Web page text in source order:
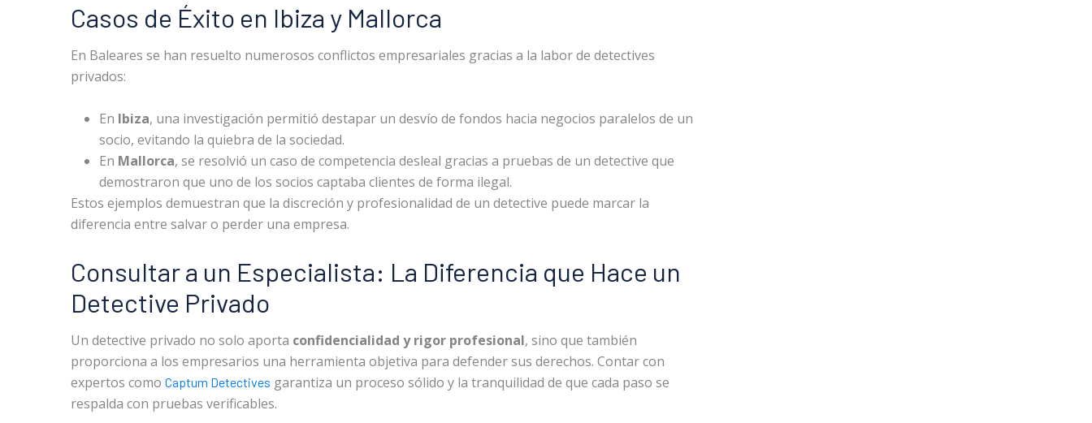
Casos de Éxito en Ibiza y Mallorca
En Baleares se han resuelto numerosos conflictos empresariales gracias a la labor de detectives
privados:
En Ibiza, una investigación permitió destapar un desvío de fondos hacia negocios paralelos de un
socio, evitando la quiebra de la sociedad.
En Mallorca, se resolvió un caso de competencia desleal gracias a pruebas de un detective que
demostraron que uno de los socios captaba clientes de forma ilegal.
Estos ejemplos demuestran que la discreción y profesionalidad de un detective puede marcar la
diferencia entre salvar o perder una empresa.
Consultar a un Especialista: La Diferencia que Hace un
Detective Privado
Un detective privado no solo aporta confidencialidad y rigor profesional, sino que también
proporciona a los empresarios una herramienta objetiva para defender sus derechos. Contar con
expertos como Captum Detectives garantiza un proceso sólido y la tranquilidad de que cada paso se
respalda con pruebas verificables.